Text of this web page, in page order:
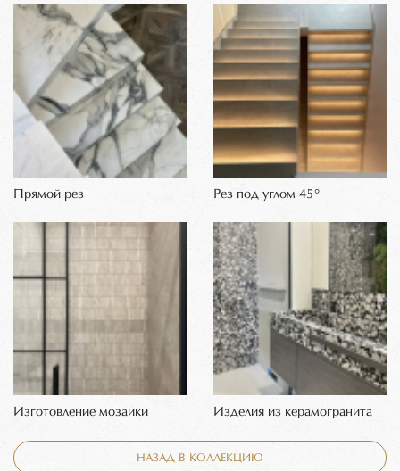
Прямой рез Рез под углом 45°
Изготовление мозаики Изделия из керамогранита
НАЗАД В КОЛЛЕКЦИЮ